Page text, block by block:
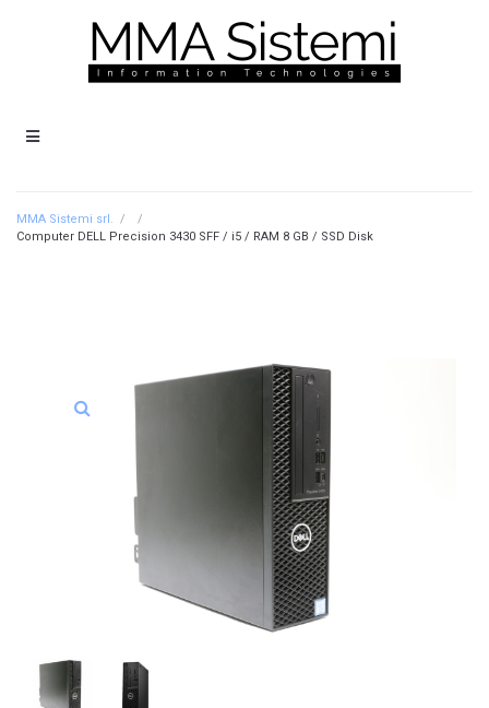
MMA Sistemi srl. /
/
Computer DELL Precision 3430 SFF / i5 / RAM 8 GB / SSD Disk